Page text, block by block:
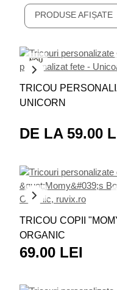
Pe lângă modelul
multe alte opţiuni prin
PRODUSE AFIȘATE
NOU
TRICOU
UNICORN
DE LA 59.00
NOU
TRICOU COPII
ORGANIC
69.00 LEI